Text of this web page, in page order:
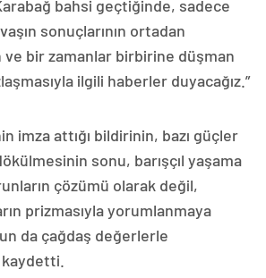
bahsi geçtiğinde, sadece
sonuçlarının ortadan
ve bir zamanlar birbirine düşman
ilgili haberler duyacağız.”
imza attığı bildirinin, bazı güçler
sonu, barışçıl yaşama
çözümü olarak değil,
prizmasıyla yorumlanmaya
da çağdaş değerlerle
kaydetti.